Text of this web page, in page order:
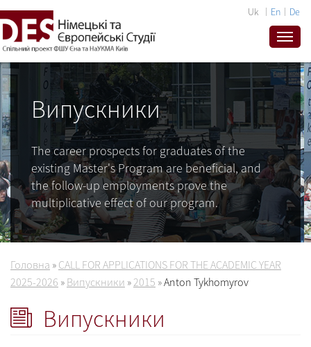
Uk En De
Випускники
The career prospects for graduates of the
existing Master's Program are beneficial, and
the follow-up employments prove the
multiplicative effect of our program.
Головна » CALL FOR APPLICATIONS FOR THE ACADEMIC YEAR
2025-2026 » Випускники » 2015 »Anton Tykhomyrov
Випускники